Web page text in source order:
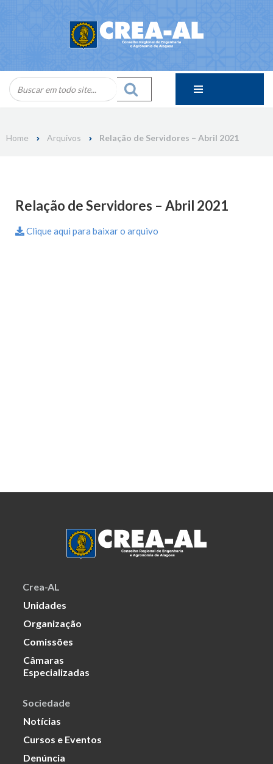
Home Arquivos Relação de Servidores – Abril 2021
Relação de Servidores – Abril 2021
Clique aqui para baixar o arquivo
Crea-AL
Unidades
Organização
Comissões
Câmaras
Especializadas
Sociedade
Notícias
Cursos e Eventos
Denúncia